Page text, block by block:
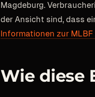
Magdeburg.
der Ansicht sind, dass
Informationen zur MLBF
Wie diese